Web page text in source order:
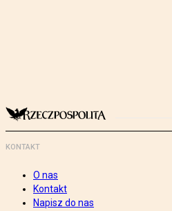
KONTAKT
O nas
Kontakt
Napisz do nas